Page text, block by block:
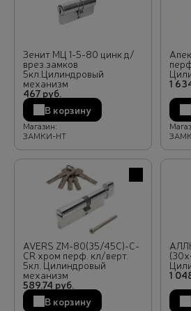
Зенит МЦ 1-5-80 цинк д/
врез.замков
5кл.Цилиндровый
механизм
467 руб.
В корзину
Магазин:
ЗАМКИ-НТ
1
В избранное
AVERS ZM-80(35/45C)-C-
CR хром перф. кл/верт.
5кл. Цилиндровый
механизм
589.74 руб.
В корзину
1